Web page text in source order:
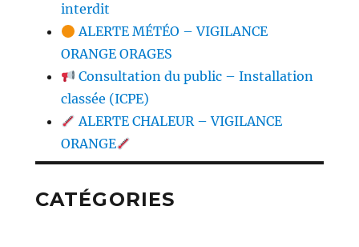
interdit
ALERTE MÉTÉO – VIGILANCE
ORANGE ORAGES
Consultation du public – Installation
classée (ICPE)
ALERTE CHALEUR – VIGILANCE
ORANGE
CATÉGORIES